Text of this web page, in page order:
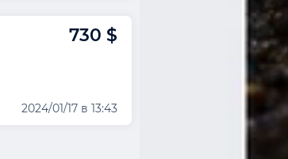
730 $
2024/01/17 в 13:43